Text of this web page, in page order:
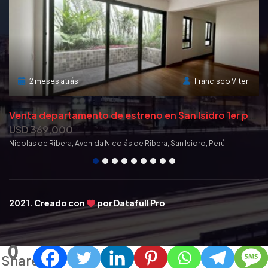
0
Shares
super ubicación! con estacionamientos
Francisco Viteri
2 meses atrás
V
enta departamento de estreno en San Isidro 1er piso
USD 369,000
Nicolas de Ribera, Avenida Nicolás de Ribera, San Isidro, Perú
2021. Creado con porDatafull Pro
0
Shares